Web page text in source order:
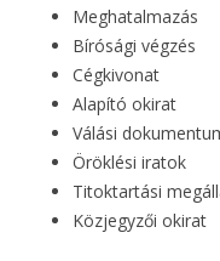
Meghatalmazás
Bírósági végzés
Cégkivonat
Alapító okirat
Válási
Öröklési iratok
Titoktartási
Közjegyzői okirat